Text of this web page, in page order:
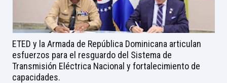
ETED y la Armada de República Dominicana articulan
esfuerzos para el resguardo del Sistema de
Transmisión Eléctrica Nacional y fortalecimiento de
capacidades.